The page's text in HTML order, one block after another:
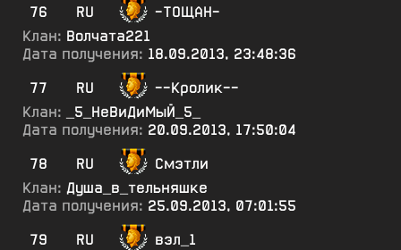
76
RU
-ТОЩАН-
Клан: Волчата221
Дата получения: 18.09.2013, 23:48:36
77
RU
--Кролик--
Клан:
_5_НеВиДиМыЙ_5_
Дата получения: 20.09.2013, 17:50:04
78
RU
Смэтли
Клан: Душа_в_тельняшке
Дата получения: 25.09.2013, 07:01:55
79
RU
вэл_1